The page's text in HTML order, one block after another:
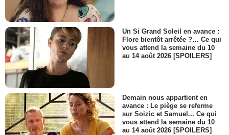
Un Si Grand Soleil en avance :
Flore bientôt arrêtée ?… Ce qui
vous attend la semaine du 10
au 14 août 2026 [SPOILERS]
Demain nous appartient en
avance : Le piège se referme
sur Soizic et Samuel... Ce qui
vous attend la semaine du 10
au 14 août 2026 [SPOILERS]